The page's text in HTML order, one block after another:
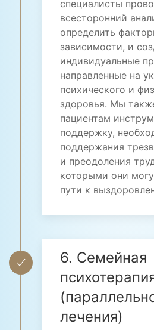
специалисты
всесторонний
определить
зависимости, и
индивидуальные
направленные на
психического и
здоровья. Мы
пациентам
поддержку,
поддержания
и преодоления
которыми они
пути к
6. Семейная
лечения)